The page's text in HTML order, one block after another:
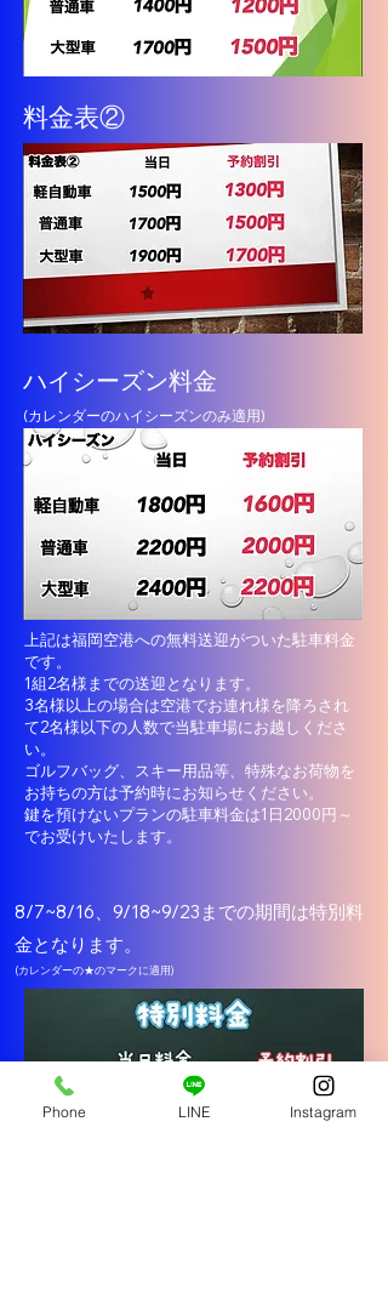
​料金表②
ハイシーズン料金
​(カレンダーのハイシーズンのみ適用)
上記は福岡空港への無料送迎がついた駐車料金
です。
1組2名様までの送迎となります。
​3名様以上の場合は空港でお連れ様を降ろされ
て2名様以下の人数で当駐車場にお越しくださ
い。
ゴルフバッグ、スキー用品等、​特殊なお荷物を
お持ちの方は予約時にお知らせください。
鍵を預けないプランの駐車料金は1日2000円～
でお受けいたします。
8/7~8/16、9/18~9/23までの期間は特別料
金となります。
​(カレンダーの★のマークに​適用)
Phone LINE Instagram